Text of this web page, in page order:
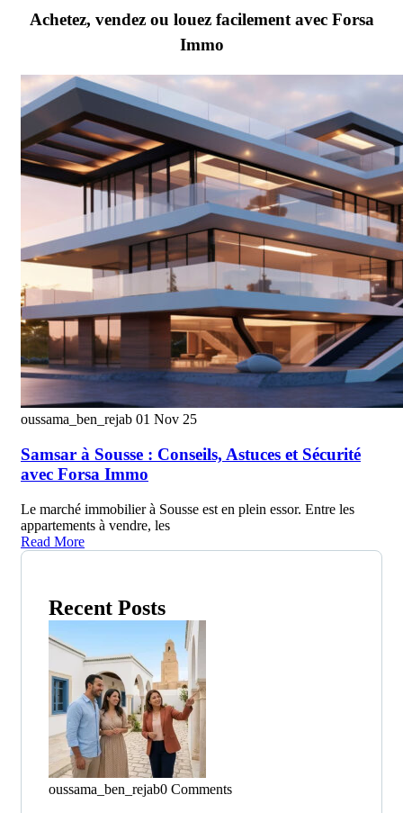
Achetez, vendez ou louez facilement avec Forsa
Immo
oussama_ben_rejab 01 Nov 25
Samsar à Sousse : Conseils, Astuces et Sécurité
avec Forsa Immo
Le marché immobilier à Sousse est en plein essor. Entre les
appartements à vendre, les
Read More
Recent Posts
oussama_ben_rejab0 Comments